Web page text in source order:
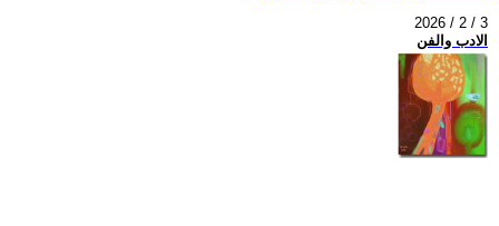
2026 / 2 / 3
الادب والفن